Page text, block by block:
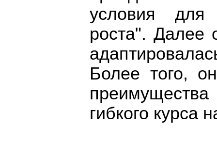
условия
роста". Далее
Более того,
гибкого курса